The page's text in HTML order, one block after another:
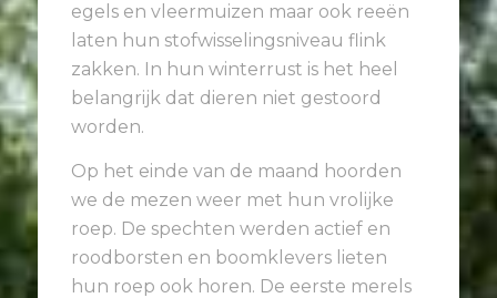
egels en vleermuizen maar ook reeën
laten hun stofwisselingsniveau flink
zakken. In hun winterrust is het heel
belangrijk dat dieren niet gestoord
worden.
Op het einde van de maand hoorden
we de mezen weer met hun vrolijke
roep. De spechten werden actief en
roodborsten en boomklevers lieten
hun roep ook horen. De eerste merels